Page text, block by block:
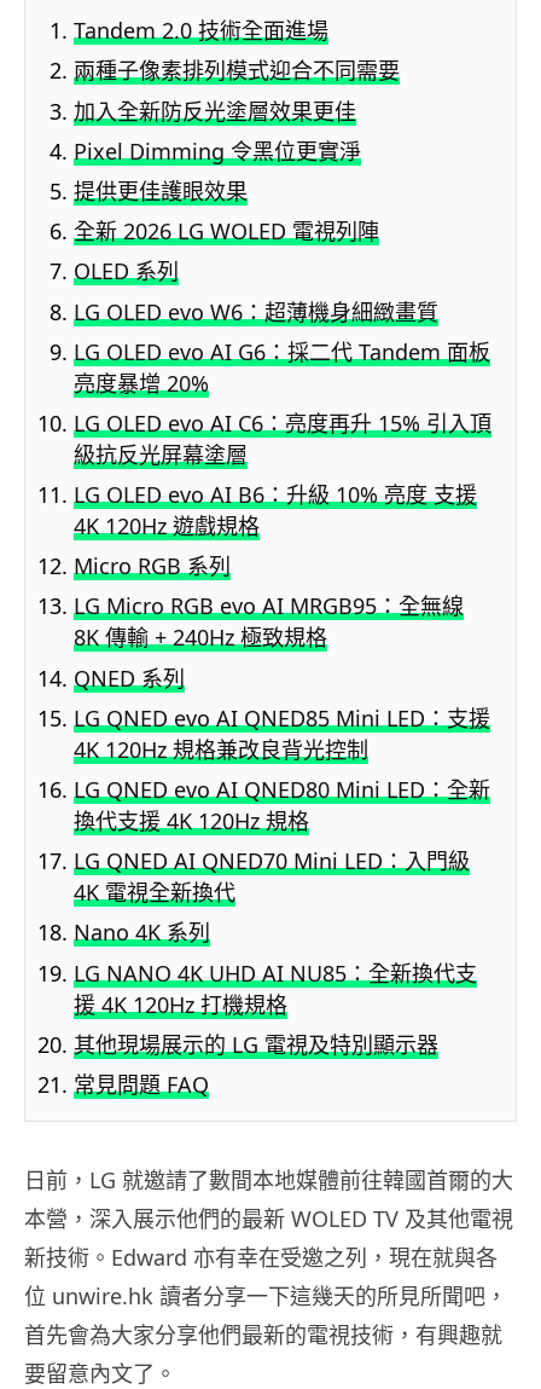
Tandem 2.0 技術全面進場
兩種子像素排列模式迎合不同需要
加入全新防反光塗層效果更佳
Pixel Dimming 令黑位更實淨
提供更佳護眼效果
全新 2026 LG WOLED 電視列陣
OLED 系列
LG OLED evo W6：超薄機身細緻畫質
LG OLED evo AI G6：採二代 Tandem 面板
亮度暴增 20%
LG OLED evo AI C6：亮度再升 15% 引入頂
級抗反光屏幕塗層
LG OLED evo AI B6：升級 10% 亮度 支援
4K 120Hz 遊戲規格
Micro RGB 系列
LG Micro RGB evo AI MRGB95：全無線
8K 傳輸 + 240Hz 極致規格
QNED 系列
LG QNED evo AI QNED85 Mini LED：支援
4K 120Hz 規格兼改良背光控制
LG QNED evo AI QNED80 Mini LED：全新
換代支援 4K 120Hz 規格
LG QNED AI QNED70 Mini LED：入門級
4K 電視全新換代
Nano 4K 系列
LG NANO 4K UHD AI NU85：全新換代支
援 4K 120Hz 打機規格
其他現場展示的 LG 電視及特別顯示器
常見問題 FAQ
日前，LG 就邀請了數間本地媒體前往韓國首爾的大
本營，深入展示他們的最新 WOLED TV 及其他電視
新技術。Edward 亦有幸在受邀之列，現在就與各
位 unwire.hk 讀者分享一下這幾天的所見所聞吧，
首先會為大家分享他們最新的電視技術，有興趣就
要留意內文了。